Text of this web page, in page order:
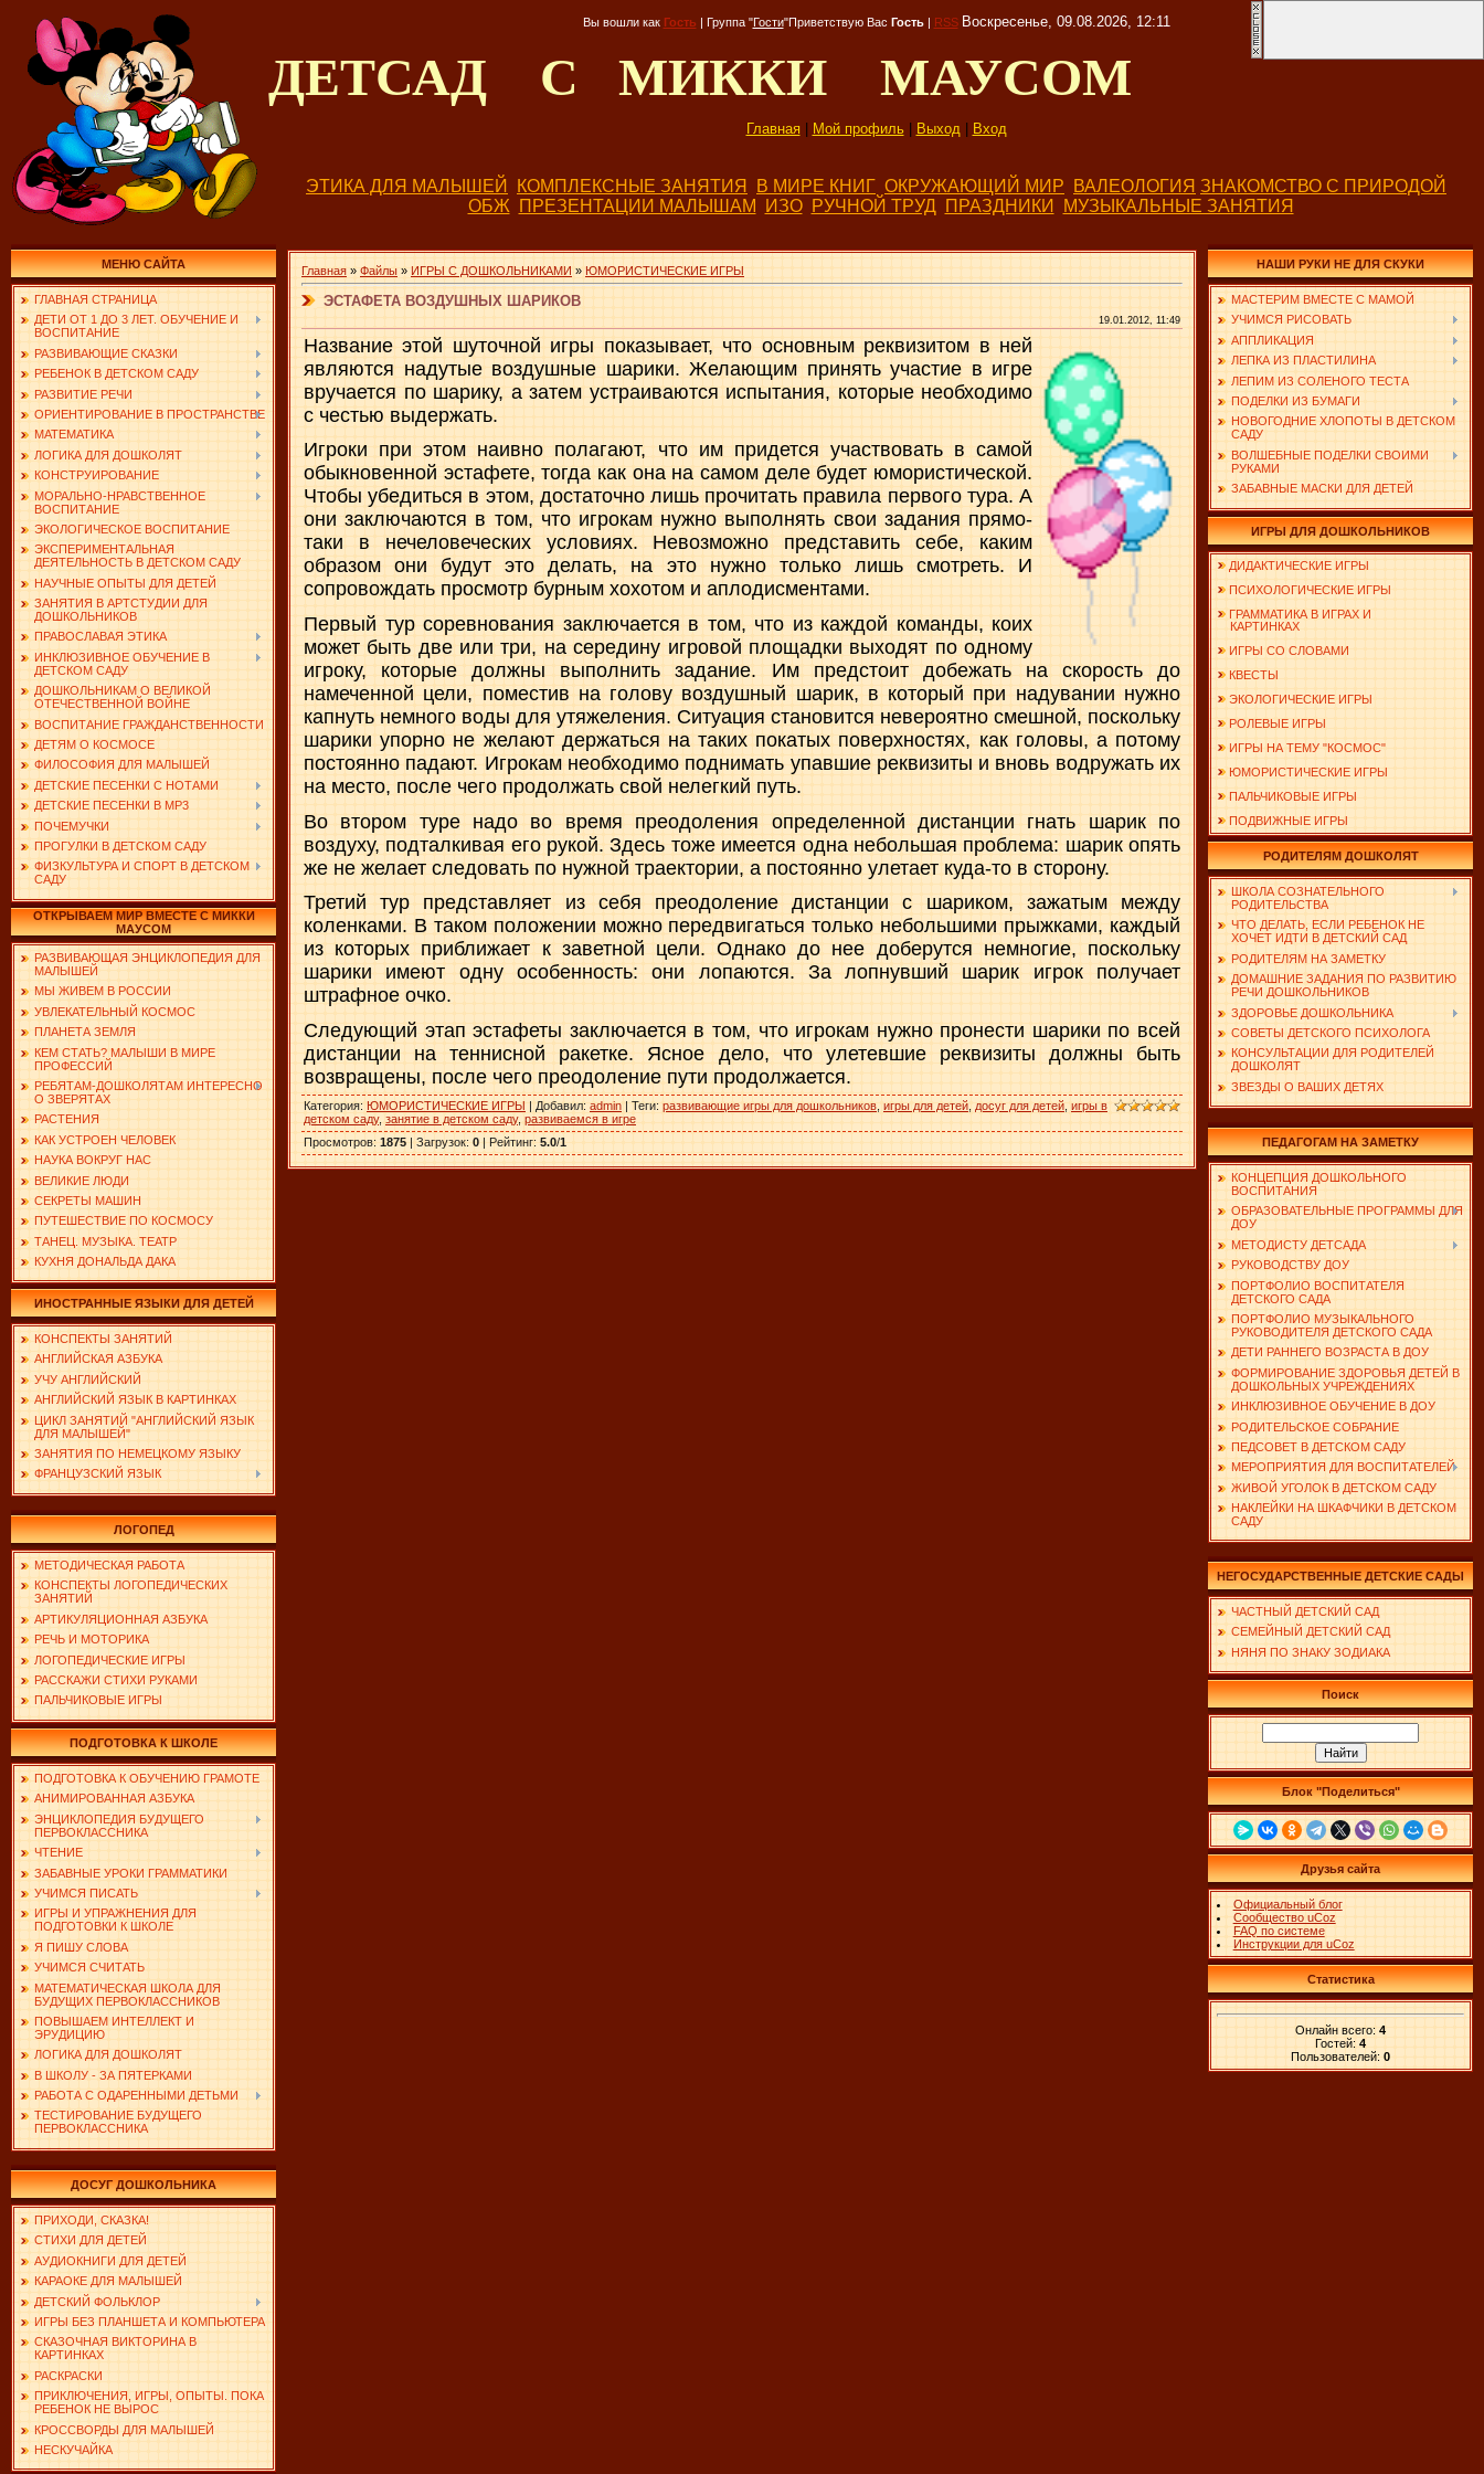
Вы вошли как Гость | Группа"Гости"Приветствую Вас Гость | RSS Воскресенье, 09.08.2026, 12:11
ДЕТСАД С МИККИ МАУСОМ
Главная| Мой профиль| Выход| Вход
ЭТИКА ДЛЯ МАЛЫШЕЙ КОМПЛЕКСНЫЕ ЗАНЯТИЯ В МИРЕ КНИГ ОКРУЖАЮЩИЙ МИР ВАЛЕОЛОГИЯ ЗНАКОМСТВО С ПРИРОДОЙ
ОБЖ
ПРЕЗЕНТАЦИИ МАЛЫШАМ ИЗО РУЧНОЙ ТРУД ПРАЗДНИКИ МУЗЫКАЛЬНЫЕ ЗАНЯТИЯ
МЕНЮ САЙТА
ГЛАВНАЯ СТРАНИЦА
ДЕТИ ОТ 1 ДО 3 ЛЕТ. ОБУЧЕНИЕ И
ВОСПИТАНИЕ
РАЗВИВАЮЩИЕ СКАЗКИ
РЕБЕНОК В ДЕТСКОМ САДУ
РАЗВИТИЕ РЕЧИ
ОРИЕНТИРОВАНИЕ В ПРОСТРАНСТВЕ
МАТЕМАТИКА
ЛОГИКА ДЛЯ ДОШКОЛЯТ
КОНСТРУИРОВАНИЕ
МОРАЛЬНО-НРАВСТВЕННОЕ
ВОСПИТАНИЕ
ЭКОЛОГИЧЕСКОЕ ВОСПИТАНИЕ
ЭКСПЕРИМЕНТАЛЬНАЯ
ДЕЯТЕЛЬНОСТЬ В ДЕТСКОМ САДУ
НАУЧНЫЕ ОПЫТЫ ДЛЯ ДЕТЕЙ
ЗАНЯТИЯ В АРТСТУДИИ ДЛЯ
ДОШКОЛЬНИКОВ
ПРАВОСЛАВАЯ ЭТИКА
ИНКЛЮЗИВНОЕ ОБУЧЕНИЕ В
ДЕТСКОМ САДУ
ДОШКОЛЬНИКАМ О ВЕЛИКОЙ
ОТЕЧЕСТВЕННОЙ ВОЙНЕ
ВОСПИТАНИЕ ГРАЖДАНСТВЕННОСТИ
ДЕТЯМ О КОСМОСЕ
ФИЛОСОФИЯ ДЛЯ МАЛЫШЕЙ
ДЕТСКИЕ ПЕСЕНКИ С НОТАМИ
ДЕТСКИЕ ПЕСЕНКИ В MP3
ПОЧЕМУЧКИ
ПРОГУЛКИ В ДЕТСКОМ САДУ
ФИЗКУЛЬТУРА И СПОРТ В ДЕТСКОМ
САДУ
ОТКРЫВАЕМ МИР ВМЕСТЕ С МИККИ
МАУСОМ
РАЗВИВАЮЩАЯ ЭНЦИКЛОПЕДИЯ ДЛЯ
МАЛЫШЕЙ
МЫ ЖИВЕМ В РОССИИ
УВЛЕКАТЕЛЬНЫЙ КОСМОС
ПЛАНЕТА ЗЕМЛЯ
КЕМ СТАТЬ? МАЛЫШИ В МИРЕ
ПРОФЕССИЙ
РЕБЯТАМ-ДОШКОЛЯТАМ ИНТЕРЕСНО
О ЗВЕРЯТАХ
РАСТЕНИЯ
КАК УСТРОЕН ЧЕЛОВЕК
НАУКА ВОКРУГ НАС
ВЕЛИКИЕ ЛЮДИ
СЕКРЕТЫ МАШИН
ПУТЕШЕСТВИЕ ПО КОСМОСУ
ТАНЕЦ. МУЗЫКА. ТЕАТР
КУХНЯ ДОНАЛЬДА ДАКА
ИНОСТРАННЫЕ ЯЗЫКИ ДЛЯ ДЕТЕЙ
КОНСПЕКТЫ ЗАНЯТИЙ
АНГЛИЙСКАЯ АЗБУКА
УЧУ АНГЛИЙСКИЙ
АНГЛИЙСКИЙ ЯЗЫК В КАРТИНКАХ
ЦИКЛ ЗАНЯТИЙ "АНГЛИЙСКИЙ ЯЗЫК
ДЛЯ МАЛЫШЕЙ"
ЗАНЯТИЯ ПО НЕМЕЦКОМУ ЯЗЫКУ
ФРАНЦУЗСКИЙ ЯЗЫК
ЛОГОПЕД
МЕТОДИЧЕСКАЯ РАБОТА
КОНСПЕКТЫ ЛОГОПЕДИЧЕСКИХ
ЗАНЯТИЙ
АРТИКУЛЯЦИОННАЯ АЗБУКА
РЕЧЬ И МОТОРИКА
ЛОГОПЕДИЧЕСКИЕ ИГРЫ
РАССКАЖИ СТИХИ РУКАМИ
ПАЛЬЧИКОВЫЕ ИГРЫ
ПОДГОТОВКА К ШКОЛЕ
ПОДГОТОВКА К ОБУЧЕНИЮ ГРАМОТЕ
АНИМИРОВАННАЯ АЗБУКА
ЭНЦИКЛОПЕДИЯ БУДУЩЕГО
ПЕРВОКЛАССНИКА
ЧТЕНИЕ
ЗАБАВНЫЕ УРОКИ ГРАММАТИКИ
УЧИМСЯ ПИСАТЬ
ИГРЫ И УПРАЖНЕНИЯ ДЛЯ
ПОДГОТОВКИ К ШКОЛЕ
Я ПИШУ СЛОВА
УЧИМСЯ СЧИТАТЬ
МАТЕМАТИЧЕСКАЯ ШКОЛА ДЛЯ
БУДУЩИХ ПЕРВОКЛАССНИКОВ
ПОВЫШАЕМ ИНТЕЛЛЕКТ И
ЭРУДИЦИЮ
ЛОГИКА ДЛЯ ДОШКОЛЯТ
В ШКОЛУ - ЗА ПЯТЕРКАМИ
РАБОТА С ОДАРЕННЫМИ ДЕТЬМИ
ТЕСТИРОВАНИЕ БУДУЩЕГО
ПЕРВОКЛАССНИКА
ДОСУГ ДОШКОЛЬНИКА
ПРИХОДИ, СКАЗКА!
СТИХИ ДЛЯ ДЕТЕЙ
АУДИОКНИГИ ДЛЯ ДЕТЕЙ
КАРАОКЕ ДЛЯ МАЛЫШЕЙ
ДЕТСКИЙ ФОЛЬКЛОР
ИГРЫ БЕЗ ПЛАНШЕТА И КОМПЬЮТЕРА
СКАЗОЧНАЯ ВИКТОРИНА В
КАРТИНКАХ
РАСКРАСКИ
ПРИКЛЮЧЕНИЯ, ИГРЫ, ОПЫТЫ. ПОКА
РЕБЕНОК НЕ ВЫРОС
КРОССВОРДЫ ДЛЯ МАЛЫШЕЙ
НЕСКУЧАЙКА
Главная » Файлы » ИГРЫ С ДОШКОЛЬНИКАМИ » ЮМОРИСТИЧЕСКИЕ ИГРЫ
ЭСТАФЕТА ВОЗДУШНЫХ ШАРИКОВ
19.01.2012, 11:49
Название этой шуточной игры показывает, что основным реквизитом в ней
являются надутые воздушные шарики. Желающим принять участие в игре
вручается по шарику, а затем устраиваются испытания, которые необходимо
с честью выдержать.
Игроки при этом наивно полагают, что им придется участвовать в самой
обыкновенной эстафете, тогда как она на самом деле будет юмористической.
Чтобы убедиться в этом, достаточно лишь прочитать правила первого тура. А
они заключаются в том, что игрокам нужно выполнять свои задания прямо-
таки в нечеловеческих условиях. Невозможно представить себе, каким
образом они будут это делать, на это нужно только лишь смотреть. И
сопровождать просмотр бурным хохотом и аплодисментами.
Первый тур соревнования заключается в том, что из каждой команды, коих
может быть две или три, на середину игровой площадки выходят по одному
игроку, которые должны выполнить задание. Им предстоит добежать на скорость до
намеченной цели, поместив на голову воздушный шарик, в который при надувании нужно
капнуть немного воды для утяжеления. Ситуация становится невероятно смешной, поскольку
шарики упорно не желают держаться на таких покатых поверхностях, как головы, а потому
постоянно падают. Игрокам необходимо поднимать упавшие реквизиты и вновь водружать их
на место, после чего продолжать свой нелегкий путь.
Во втором туре надо во время преодоления определенной дистанции гнать шарик по
воздуху, подталкивая его рукой. Здесь тоже имеется одна небольшая проблема: шарик опять
же не желает следовать по нужной траектории, а постоянно улетает куда-то в сторону.
Третий тур представляет из себя преодоление дистанции с шариком, зажатым между
коленками. В таком положении можно передвигаться только небольшими прыжками, каждый
из которых приближает к заветной цели. Однако до нее доберутся немногие, поскольку
шарики имеют одну особенность: они лопаются. За лопнувший шарик игрок получает
штрафное очко.
Следующий этап эстафеты заключается в том, что игрокам нужно пронести шарики по всей
дистанции на теннисной ракетке. Ясное дело, что улетевшие реквизиты должны быть
возвращены, после чего преодоление пути продолжается.
Категория: ЮМОРИСТИЧЕСКИЕ ИГРЫ | Добавил: admin | Теги: развивающие игры для дошкольников игры для детей досуг для детей игры в
детском саду, занятие в детском саду, развиваемся в игре
Просмотров: 1875 | Загрузок: 0 | Рейтинг: 5.0/1
НАШИ РУКИ НЕ ДЛЯ СКУКИ
МАСТЕРИМ ВМЕСТЕ С МАМОЙ
УЧИМСЯ РИСОВАТЬ
АППЛИКАЦИЯ
ЛЕПКА ИЗ ПЛАСТИЛИНА
ЛЕПИМ ИЗ СОЛЕНОГО ТЕСТА
ПОДЕЛКИ ИЗ БУМАГИ
НОВОГОДНИЕ ХЛОПОТЫ В ДЕТСКОМ
САДУ
ВОЛШЕБНЫЕ ПОДЕЛКИ СВОИМИ
РУКАМИ
ЗАБАВНЫЕ МАСКИ ДЛЯ ДЕТЕЙ
ИГРЫ ДЛЯ ДОШКОЛЬНИКОВ
ДИДАКТИЧЕСКИЕ ИГРЫ
ПСИХОЛОГИЧЕСКИЕ ИГРЫ
ГРАММАТИКА В ИГРАХ И
КАРТИНКАХ
ИГРЫ СО СЛОВАМИ
КВЕСТЫ
ЭКОЛОГИЧЕСКИЕ ИГРЫ
РОЛЕВЫЕ ИГРЫ
ИГРЫ НА ТЕМУ "КОСМОС"
ЮМОРИСТИЧЕСКИЕ ИГРЫ
ПАЛЬЧИКОВЫЕ ИГРЫ
ПОДВИЖНЫЕ ИГРЫ
РОДИТЕЛЯМ ДОШКОЛЯТ
ШКОЛА СОЗНАТЕЛЬНОГО
РОДИТЕЛЬСТВА
ЧТО ДЕЛАТЬ, ЕСЛИ РЕБЕНОК НЕ
ХОЧЕТ ИДТИ В ДЕТСКИЙ САД
РОДИТЕЛЯМ НА ЗАМЕТКУ
ДОМАШНИЕ ЗАДАНИЯ ПО РАЗВИТИЮ
РЕЧИ ДОШКОЛЬНИКОВ
ЗДОРОВЬЕ ДОШКОЛЬНИКА
СОВЕТЫ ДЕТСКОГО ПСИХОЛОГА
КОНСУЛЬТАЦИИ ДЛЯ РОДИТЕЛЕЙ
ДОШКОЛЯТ
ЗВЕЗДЫ О ВАШИХ ДЕТЯХ
ПЕДАГОГАМ НА ЗАМЕТКУ
КОНЦЕПЦИЯ ДОШКОЛЬНОГО
ВОСПИТАНИЯ
ОБРАЗОВАТЕЛЬНЫЕ ПРОГРАММЫ ДЛЯ
ДОУ
МЕТОДИСТУ ДЕТСАДА
РУКОВОДСТВУ ДОУ
ПОРТФОЛИО ВОСПИТАТЕЛЯ
ДЕТСКОГО САДА
ПОРТФОЛИО МУЗЫКАЛЬНОГО
РУКОВОДИТЕЛЯ ДЕТСКОГО САДА
ДЕТИ РАННЕГО ВОЗРАСТА В ДОУ
ФОРМИРОВАНИЕ ЗДОРОВЬЯ ДЕТЕЙ В
ДОШКОЛЬНЫХ УЧРЕЖДЕНИЯХ
ИНКЛЮЗИВНОЕ ОБУЧЕНИЕ В ДОУ
РОДИТЕЛЬСКОЕ СОБРАНИЕ
ПЕДСОВЕТ В ДЕТСКОМ САДУ
МЕРОПРИЯТИЯ ДЛЯ ВОСПИТАТЕЛЕЙ
ЖИВОЙ УГОЛОК В ДЕТСКОМ САДУ
НАКЛЕЙКИ НА ШКАФЧИКИ В ДЕТСКОМ
САДУ
НЕГОСУДАРСТВЕННЫЕ ДЕТСКИЕ САДЫ
ЧАСТНЫЙ ДЕТСКИЙ САД
СЕМЕЙНЫЙ ДЕТСКИЙ САД
НЯНЯ ПО ЗНАКУ ЗОДИАКА
Поиск
Блок "Поделиться"
Друзья сайта
Официальный блог
Сообщество uCoz
FAQ по системе
Инструкции для uCoz
Статистика
Онлайн всего: 4
Гостей: 4
Пользователей: 0